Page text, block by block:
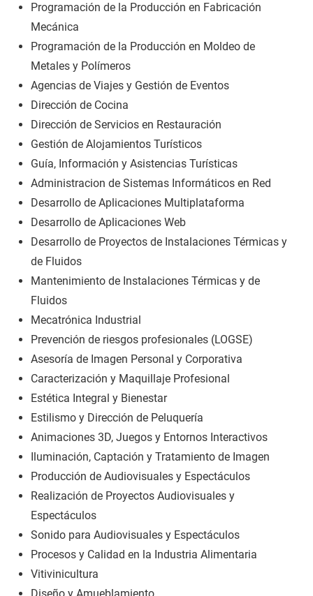
Programación de la Producción en Fabricación
Mecánica
Programación de la Producción en Moldeo de
Metales y Polímeros
Agencias de Viajes y Gestión de Eventos
Dirección de Cocina
Dirección de Servicios en Restauración
Gestión de Alojamientos Turísticos
Guía, Información y Asistencias Turísticas
Administracion de Sistemas Informáticos en Red
Desarrollo de Aplicaciones Multiplataforma
Desarrollo de Aplicaciones Web
Desarrollo de Proyectos de Instalaciones Térmicas y
de Fluidos
Mantenimiento de Instalaciones Térmicas y de
Fluidos
Mecatrónica Industrial
Prevención de riesgos profesionales (LOGSE)
Asesoría de Imagen Personal y Corporativa
Caracterización y Maquillaje Profesional
Estética Integral y Bienestar
Estilismo y Dirección de Peluquería
Animaciones 3D, Juegos y Entornos Interactivos
Iluminación, Captación y Tratamiento de Imagen
Producción de Audiovisuales y Espectáculos
Realización de Proyectos Audiovisuales y
Espectáculos
Sonido para Audiovisuales y Espectáculos
Procesos y Calidad en la Industria Alimentaria
Vitivinicultura